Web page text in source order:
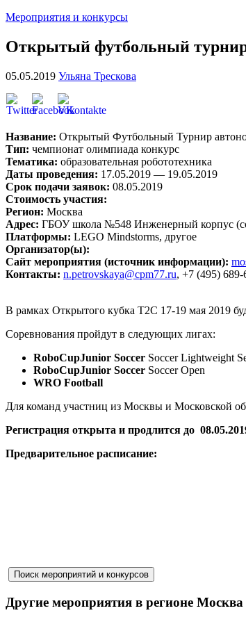
Мероприятия и конкурсы
Открытый футбольный
05.05.2019 Ульяна Трескова
Название: Открытый Футбольный Турнир
Тип: чемпионат олимпиада конкурс
Тематика: образовательная робототехника
Даты проведения: 17.05.2019 — 19.05.2019
Срок подачи заявок: 08.05.2019
Стоимость участия:
Регион: Москва
Адрес: ГБОУ школа №548 Инженерный корпус
Платформы: LEGO Mindstorms, другое
Организатор(ы):
Сайт мероприятия (источник информации):
Контакты: n.petrovskaya@cpm77.ru, +7 (495) 689-
В рамках Открытого кубка Т2С 17-19 мая 2019
Соревнования пройдут в следующих лигах:
RoboCupJunior Soccer Soccer Lightweight
RoboCupJunior Soccer Soccer Open
WRO Football
Для команд участниц из Москвы и Московской
Регистрация открыта и продлится до
Предварительное расписание:
Другие мероприятия в регионе Москва